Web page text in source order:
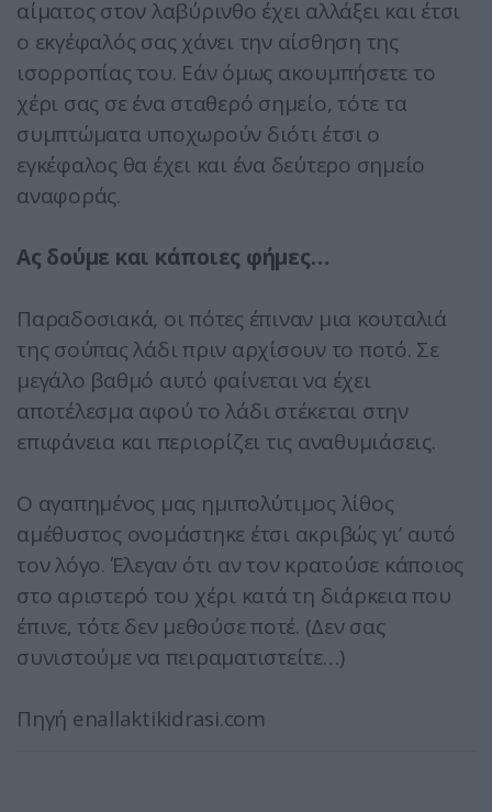
αίματος στον λαβύρινθο έχει αλλάξει και έτσι
ο εκγέφαλός σας χάνει την αίσθηση της
ισορροπίας του. Εάν όμως ακουμπήσετε το
χέρι σας σε ένα σταθερό σημείο, τότε τα
συμπτώματα υποχωρούν διότι έτσι ο
εγκέφαλος θα έχει και ένα δεύτερο σημείο
αναφοράς.
Ας δούμε και κάποιες φήμες…
Παραδοσιακά, οι πότες έπιναν μια κουταλιά
της σούπας λάδι πριν αρχίσουν το ποτό. Σε
μεγάλο βαθμό αυτό φαίνεται να έχει
αποτέλεσμα αφού το λάδι στέκεται στην
επιφάνεια και περιορίζει τις αναθυμιάσεις.
Ο αγαπημένος μας ημιπολύτιμος λίθος
αμέθυστος ονομάστηκε έτσι ακριβώς γι’ αυτό
τον λόγο. Έλεγαν ότι αν τον κρατούσε κάποιος
στο αριστερό του χέρι κατά τη διάρκεια που
έπινε, τότε δεν μεθούσε ποτέ. (Δεν σας
συνιστούμε να πειραματιστείτε…)
Πηγή enallaktikidrasi.com